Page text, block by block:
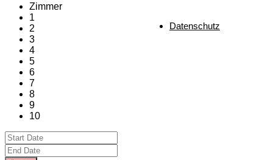
Datenschutz
Zimmer
1
2
3
4
5
6
7
8
9
10